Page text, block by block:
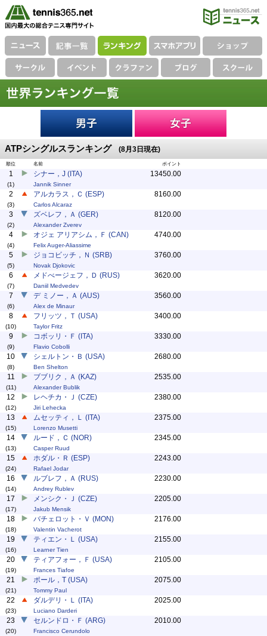
ATPシングルスランキング (8月3日現在)
順位 名前 ポイント
1
(1)
シナー，J (ITA)
Jannik Sinner
13450.00
2
(3)
アルカラス，Ｃ (ESP)
Carlos Alcaraz
8160.00
3
(2)
ズベレフ，Ａ (GER)
Alexander Zverev
8120.00
4
(4)
オジェ アリアシム，Ｆ (CAN)
Felix Auger-Aliassime
4740.00
5
(5)
ジョコビッチ，Ｎ (SRB)
Novak Djokovic
3760.00
6
(7)
メドべージェフ，Ｄ (RUS)
Daniil Medvedev
3620.00
7
(6)
デ ミノー，Ａ (AUS)
Alex de Minaur
3560.00
8
(10)
フリッツ，Ｔ (USA)
Taylor Fritz
3400.00
9
(9)
コボッリ・Ｆ (ITA)
Flavio Cobolli
3330.00
10
(8)
シェルトン・Ｂ (USA)
Ben Shelton
2680.00
11
(11)
ブブリク，Ａ (KAZ)
Alexander Bublik
2535.00
12
(12)
レヘチカ・Ｊ (CZE)
Jiri Lehecka
2380.00
13
(15)
ムセッティ，Ｌ (ITA)
Lorenzo Musetti
2375.00
14
(13)
ルード，Ｃ (NOR)
Casper Ruud
2345.00
15
(24)
ホダル・Ｒ (ESP)
Rafael Jodar
2243.00
16
(14)
ルブレフ，Ａ (RUS)
Andrey Rublev
2230.00
17
(17)
メンシク・Ｊ (CZE)
Jakub Mensik
2205.00
18
(18)
バチェロット・Ｖ (MON)
Valentin Vacherot
2176.00
19
(16)
ティエン・Ｌ (USA)
Learner Tien
2155.00
20
(19)
ティアフォー，Ｆ (USA)
Frances Tiafoe
2105.00
21
(21)
ポール，T (USA)
Tommy Paul
2075.00
22
(23)
ダルデリ・Ｌ (ITA)
Luciano Darderi
2025.00
23
(20)
セルンドロ・Ｆ (ARG)
Francisco Cerundolo
2010.00